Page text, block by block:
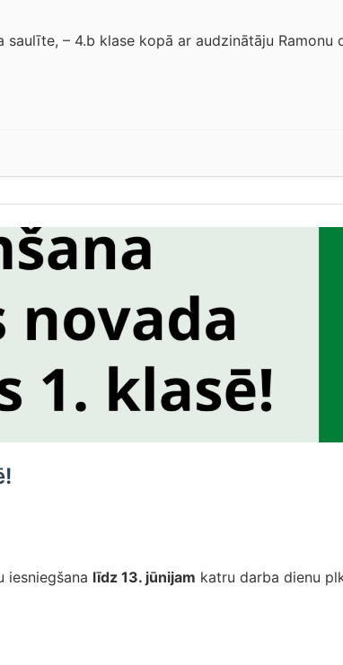
– 4.b klase kopā ar audzinātāju Ramonu
iesniegšana līdz 13. jūnijam katru darba dienu